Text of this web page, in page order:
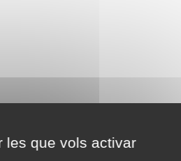
les que vols activar